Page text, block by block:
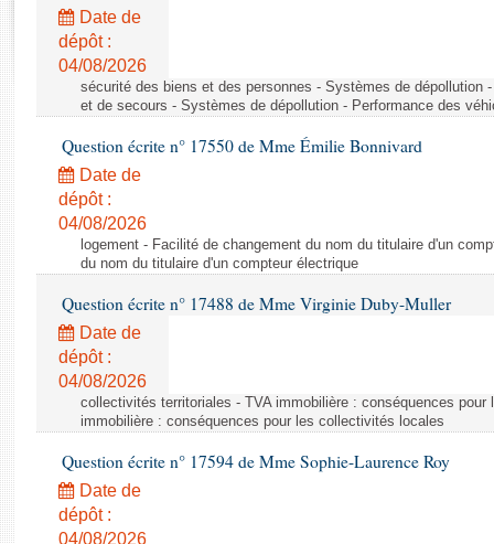
Rapports législatifs
Rapports sur l'application des lois
Baromètre de l’application des lois
Dossiers législatifs
Budget et sécurité sociale
Questions écrites et orales
Comptes rendus des débats
Date de
dépôt :
04/08/2026
sécurité des biens et des personnes - Systèmes de dépollution
et de secours - Systèmes de dépollution - Performance des
Question écrite n° 17550 de Mme Émilie Bonnivard
Date de
dépôt :
04/08/2026
logement - Facilité de changement du nom du titulaire d'un
du nom du titulaire d'un compteur électrique
Question écrite n° 17488 de Mme Virginie Duby-Muller
Date de
dépôt :
04/08/2026
collectivités territoriales - TVA immobilière : conséquences
immobilière : conséquences pour les collectivités locales
Question écrite n° 17594 de Mme Sophie-Laurence Roy
Date de
dépôt :
04/08/2026